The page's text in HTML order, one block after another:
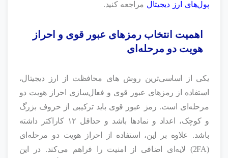
پول‌های ارز دیجیتال مراجعه کنید.
اهمیت انتخاب رمزهای عبور قوی و احراز
هویت دو مرحله‌ای
یکی از اساسی‌ترین روش های محافظت از ارز دیجیتال،
استفاده از رمزهای عبور قوی و فعال‌سازی احراز هویت دو
مرحله‌ای است. رمز عبور قوی باید ترکیبی از حروف بزرگ
و کوچک، اعداد و نمادها باشد و حداقل ۱۲ کاراکتر داشته
باشد. علاوه بر این، استفاده از احراز هویت دو مرحله‌ای
(2FA) لایه‌ای اضافی از امنیت را فراهم می‌کند. در این